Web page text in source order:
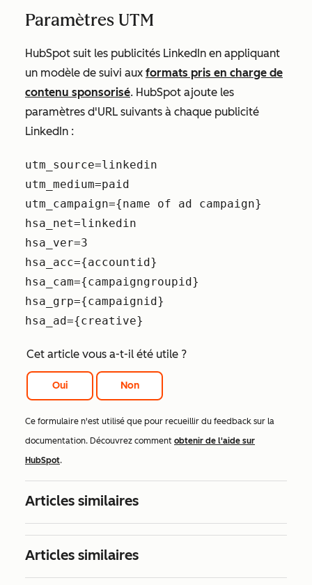
Paramètres UTM
HubSpot suit les publicités LinkedIn en appliquant
un modèle de suivi aux formats pris en charge de
contenu sponsorisé. HubSpot ajoute les
paramètres d'URL suivants à chaque publicité
LinkedIn :
utm_source=linkedin
utm_medium=paid
utm_campaign={name of ad campaign}
hsa_net=linkedin
hsa_ver=3
hsa_acc={accountid}
hsa_cam={campaigngroupid}
hsa_grp={campaignid}
hsa_ad={creative}
Cet article vous a-t-il été utile ?
Oui Non
Ce formulaire n'est utilisé que pour recueillir du feedback sur la
documentation. Découvrez comment obtenir de l'aide sur
HubSpot.
Articles similaires
Articles similaires